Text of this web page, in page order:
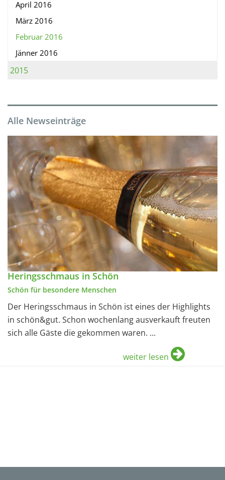
April 2016
März 2016
Februar 2016
Jänner 2016
2015
Alle Newseinträge
Heringsschmaus in Schön
Schön für besondere Menschen
Der Heringsschmaus in Schön ist eines der Highlights
in schön&gut. Schon wochenlang ausverkauft freuten
sich alle Gäste die gekommen waren. ...
weiter lesen